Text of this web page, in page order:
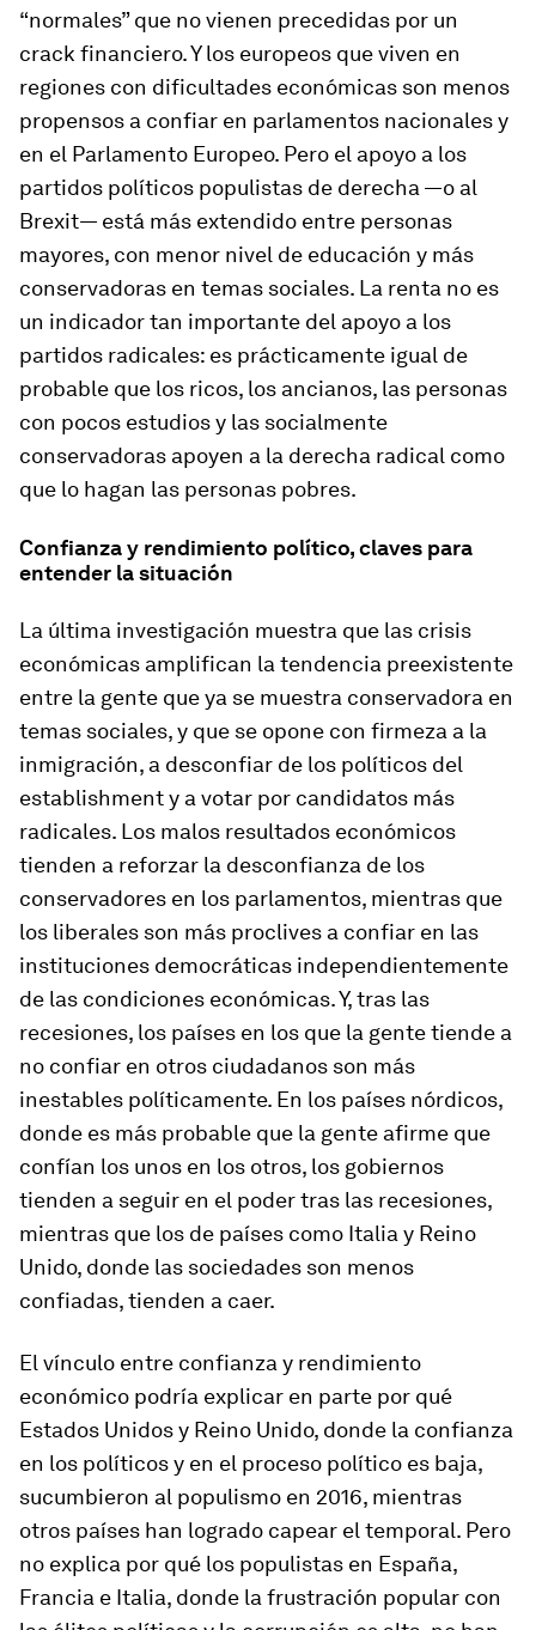
“normales” que no vienen precedidas por un
crack financiero. Y los europeos que viven en
regiones con dificultades económicas son menos
propensos a confiar en parlamentos nacionales y
en el Parlamento Europeo. Pero el apoyo a los
partidos políticos populistas de derecha —o al
Brexit— está más extendido entre personas
mayores, con menor nivel de educación y más
conservadoras en temas sociales. La renta no es
un indicador tan importante del apoyo a los
partidos radicales: es prácticamente igual de
probable que los ricos, los ancianos, las personas
con pocos estudios y las socialmente
conservadoras apoyen a la derecha radical como
que lo hagan las personas pobres.
Confianza y rendimiento político, claves para
entender la situación
La última investigación muestra que las crisis
económicas amplifican la tendencia preexistente
entre la gente que ya se muestra conservadora en
temas sociales, y que se opone con firmeza a la
inmigración, a desconfiar de los políticos del
establishmenty a votar por candidatos más
radicales. Los malos resultados económicos
tienden a reforzar la desconfianza de los
conservadores en los parlamentos, mientras que
los liberales son más proclives a confiar en las
instituciones democráticas independientemente
de las condiciones económicas. Y, tras las
recesiones, los países en los que la gente tiende a
no confiar en otros ciudadanos son más
inestables políticamente. En los países nórdicos,
donde es más probable que la gente afirme que
confían los unos en los otros, los gobiernos
tienden a seguir en el poder tras las recesiones,
mientras que los de países como Italia y Reino
Unido, donde las sociedades son menos
confiadas, tienden a caer.
El vínculo entre confianza y rendimiento
económico podría explicar en parte por qué
Estados Unidos y Reino Unido, donde la confianza
en los políticos y en el proceso político es baja,
sucumbieron al populismo en 2016, mientras
otros países han logrado capear el temporal. Pero
no explica por qué los populistas en España,
Francia e Italia, donde la frustración popular con